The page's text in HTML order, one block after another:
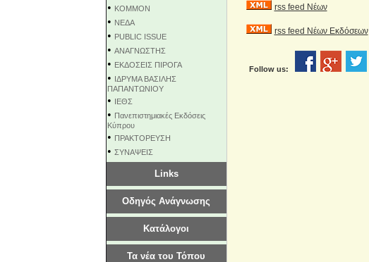
• KOMMON
• NEΔΑ
• PUBLIC ISSUE
• ΑΝΑΓΝΩΣΤΗΣ
• ΕΚΔΟΣΕΙΣ ΠΙΡΟΓΑ
• ΙΔΡΥΜΑ ΒΑΣΙΛΗΣ
ΠΑΠΑΝΤΩΝΙΟΥ
• ΙΕΘΣ
• Πανεπιστημιακές Εκδόσεις
Κύπρου
• ΠΡΑΚΤΟΡΕΥΣΗ
• ΣΥΝΑΨΕΙΣ
Links
Οδηγός Ανάγνωσης
Κατάλογοι
Τα νέα του Τόπου
rss feed Νέων
rss feed Νέων Εκδόσεων
Follow us: